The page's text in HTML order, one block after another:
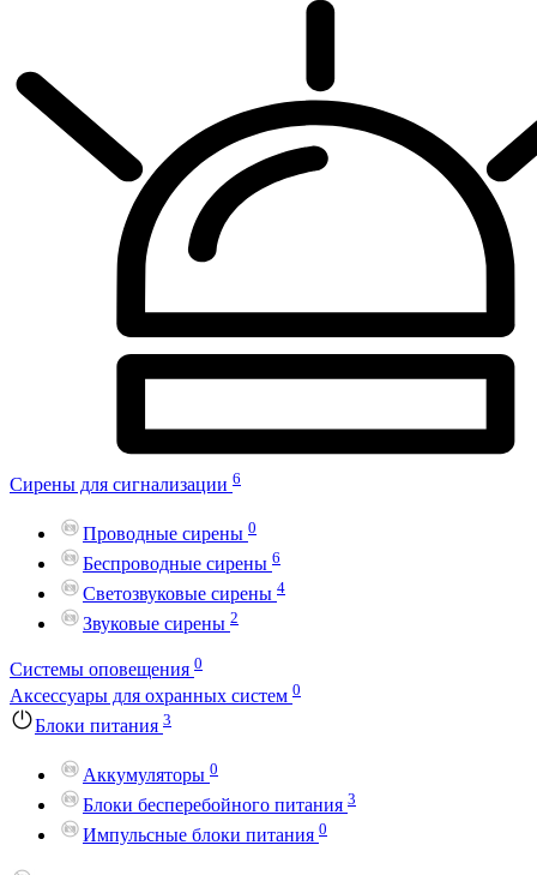
Сирены для сигнализации 6
Проводные сирены 0
Беспроводные сирены 6
Светозвуковые сирены 4
Звуковые сирены 2
Системы оповещения 0
Аксессуары для охранных систем 0
Блоки питания 3
Аккумуляторы 0
Блоки бесперебойного питания 3
Импульсные блоки питания 0